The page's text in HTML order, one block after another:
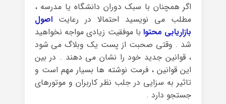
اگر همچنان با سبک دوران دانشگاه یا مدرسه ،
مطلب می نویسید احتمالا در رعایتاصول
بازاریابی محتوابا موفقیت زیادی مواجه نخواهید
شد . وقتی صحبت از پست یک وبلاگ می شود
، قوانین جدید خود را نشان می دهند . در بین
این قوانین ، فرمت نوشته ها بسیار مهم است و
تاثیر به سزایی در جلب نظر کاربران و موتورهای
جستجو دارد .